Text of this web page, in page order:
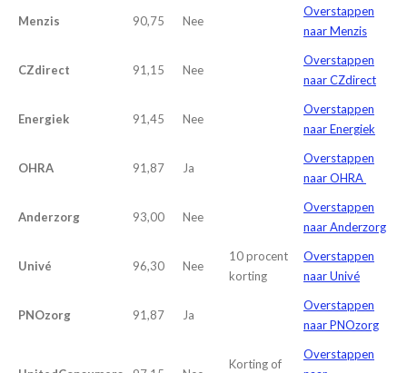
Menzis 90,75 Nee
Overstappen
naar Menzis
CZdirect 91,15 Nee
Overstappen
naar CZdirect
Energiek 91,45 Nee
Overstappen
naar Energiek
OHRA 91,87 Ja
Overstappen
naar OHRA
Anderzorg 93,00 Nee
Overstappen
naar Anderzorg
Univé 96,30 Nee
10 procent
korting
Overstappen
naar Univé
PNOzorg 91,87 Ja
Overstappen
naar PNOzorg
Korting of
Overstappen